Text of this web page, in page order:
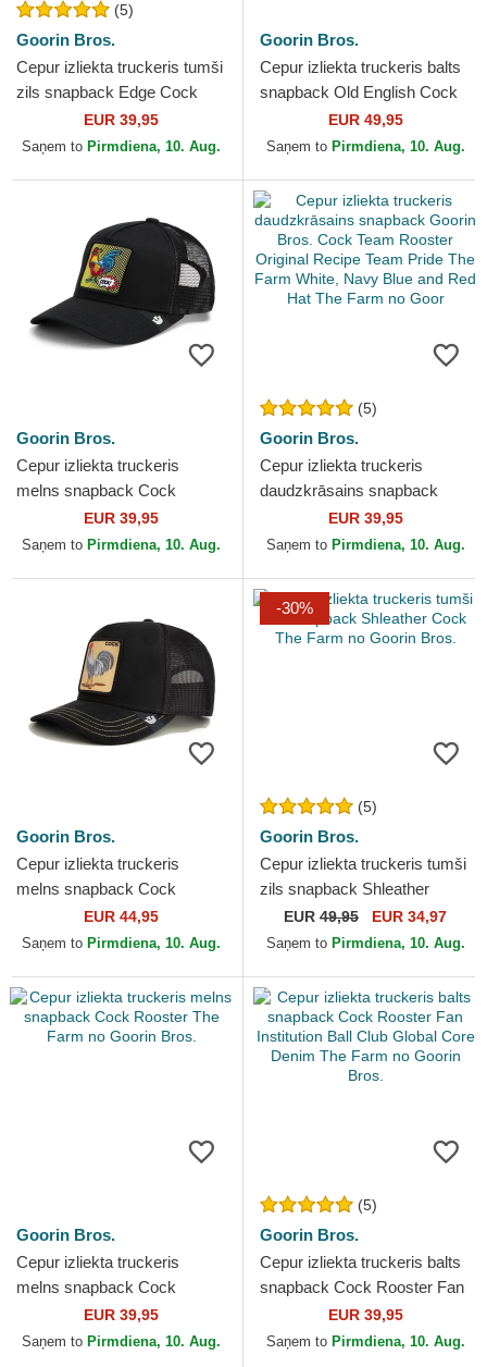
(5)
Goorin Bros.
Cepur izliekta truckeris tumši
zils snapback Edge Cock
The Farm no Goorin Bros.
EUR 39,95
Saņem to Pirmdiena, 10. Aug.
Goorin Bros.
Cepur izliekta truckeris balts
snapback Old English Cock
The Farm no Goorin Bros.
EUR 49,95
Saņem to Pirmdiena, 10. Aug.
Goorin Bros.
Cepur izliekta truckeris
melns snapback Cock
Rooster Pop Art 2 The Farm
no Goorin Bros.
EUR 39,95
Saņem to Pirmdiena, 10. Aug.
(5)
Goorin Bros.
Cepur izliekta truckeris
daudzkrāsains snapback
Goorin Bros. Cock Team
Rooster Original Recipe...
EUR 39,95
Saņem to Pirmdiena, 10. Aug.
Goorin Bros.
Cepur izliekta truckeris
melns snapback Cock
Golden Suede The Farm no
Goorin Bros.
EUR 44,95
Saņem to Pirmdiena, 10. Aug.
-30%
(5)
Goorin Bros.
Cepur izliekta truckeris tumši
zils snapback Shleather
Cock The Farm no Goorin
Bros.
EUR 49,95 EUR 34,97
Saņem to Pirmdiena, 10. Aug.
Goorin Bros.
Cepur izliekta truckeris
melns snapback Cock
Rooster The Farm no Goorin
Bros.
EUR 39,95
Saņem to Pirmdiena, 10. Aug.
(5)
Goorin Bros.
Cepur izliekta truckeris balts
snapback Cock Rooster Fan
Institution Ball Club Global
Core Denim...
EUR 39,95
Saņem to Pirmdiena, 10. Aug.